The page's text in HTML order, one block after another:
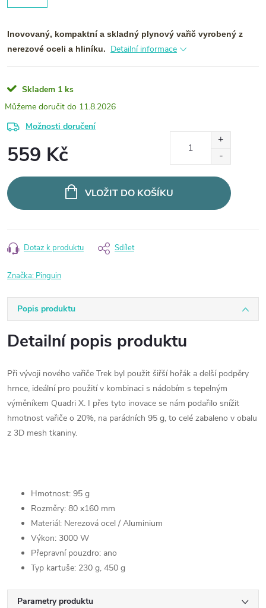
Inovovaný, kompaktní a skladný plynový vařič vyrobený z
nerezové oceli a hliníku.
Detailní informace
Skladem 1 ks
11.8.2026
Možnosti doručení
559 Kč
cena:
VLOŽIT DO KOŠÍKU
Dotaz k produktu Sdílet
Značka: Pinguin
Popis produktu
Detailní popis produktu
Při vývoji nového vařiče Trek byl použit šiřší hořák a delší podpěry
hrnce, ideální pro použití v kombinaci s nádobím s tepelným
výměníkem Quadri X. I přes tyto inovace se nám podařilo snížit
hmotnost vařiče o 20%, na parádních 95 g, to celé zabaleno v obalu
z 3D mesh tkaniny.
Hmotnost: 95 g
Rozměry: 80 x160 mm
Materiál: Nerezová ocel / Aluminium
Výkon: 3000 W
Přepravní pouzdro: ano
Typ kartuše: 230 g, 450 g
Parametry produktu